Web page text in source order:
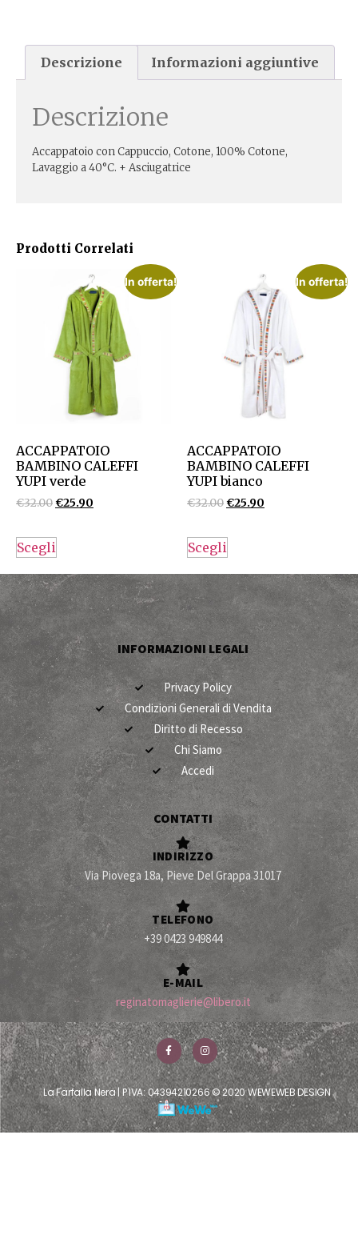
Prodotti Correlati
In offerta!
ACCAPPATOIO
BAMBINO CALEFFI
YUPI verde
€32.00€25.90
Scegli
In offerta!
ACCAPPATOIO
BAMBINO CALEFFI
YUPI bianco
€32.00€25.90
Scegli
Descrizione Informazioni aggiuntive
Descrizione
Accappatoio con Cappuccio, Cotone, 100% Cotone,
Lavaggio a 40°C. + Asciugatrice
INFORMAZIONI LEGALI
Privacy Policy
Condizioni Generali di Vendita
Diritto di Recesso
Chi Siamo
Accedi
CONTATTI
INDIRIZZO
Via Piovega 18a, Pieve Del Grappa 31017
TELEFONO
+39 0423 949844
E-MAIL
reginatomaglierie@libero.it
La Farfalla Nera | P IVA: 04394210266 © 2020 WEWEWEB DESIGN